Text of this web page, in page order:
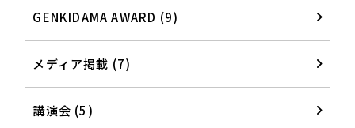
GENKIDAMA AWARD (9)
メディア掲載 (7)
講演会 (5)